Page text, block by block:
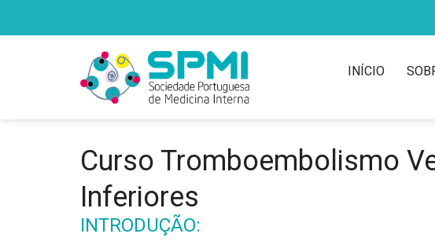
INÍCIO
Curso Tromboembolismo
Inferiores
INTRODUÇÃO: